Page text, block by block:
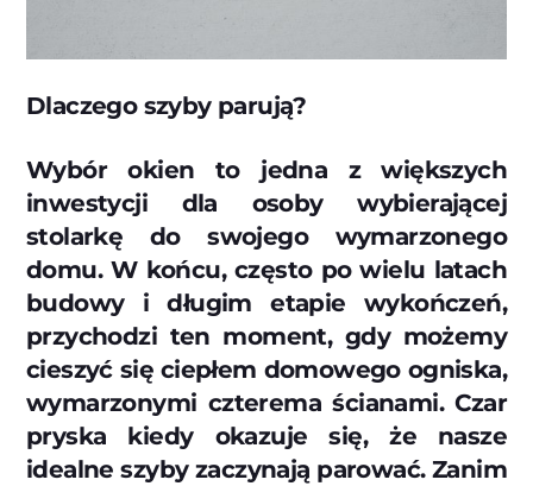
Dlaczego szyby parują?
Wybór okien to jedna z większych
inwestycji dla osoby wybierającej
stolarkę do swojego wymarzonego
domu. W końcu, często po wielu latach
budowy i długim etapie wykończeń,
przychodzi ten moment, gdy możemy
cieszyć się ciepłem domowego ogniska,
wymarzonymi czterema ścianami. Czar
pryska kiedy okazuje się, że nasze
idealne szyby zaczynają parować. Zanim